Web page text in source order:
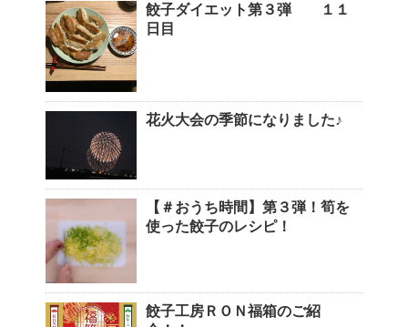
餃子ダイエット第３弾 １１
日目
花火大会の季節になりました♪
【＃おうち時間】第３弾！筍を
使った餃子のレシピ！
餃子工房ＲＯＮ福箱のご紹